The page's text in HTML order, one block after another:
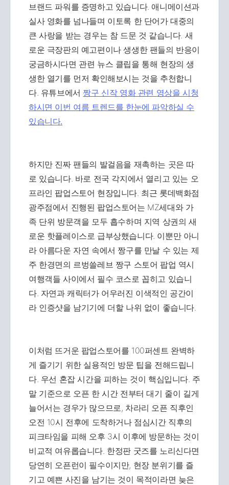
브랜드 파워를 증명하고 있습니다. 애니메이션과
실사 영화를 넘나들며 이토록 한 단어가 대중의
큰 사랑을 받는 경우는 참 드문 것 같습니다. 새
로운 극장판의 예고편이나 생생한 팬들의 반응이
궁금하시다면 관련 뉴스 클립을 통해 현장의 생
생한 열기를 먼저 확인해보시는 것을 추천합니
다. 유튜브에서 짱구 신작 영화 관련 영상을 시청
하시면 이번 여름 트렌드를 한눈에 파악하실 수
있습니다.
하지만 진짜 팬들의 발걸음을 재촉하는 곳은 따
로 있습니다. 바로 전국 각지에서 열리고 있는 오
프라인 팝업스토어 현장입니다. 최근 롯데백화점
광주점에서 진행된 팝업스토어는 MZ세대와 가
족 단위 방문객을 모두 흡수하며 지역 상권의 새
로운 핫플레이스로 급부상했습니다. 이뿐만 아니
라 아름다운 자연 속에서 짱구를 만날 수 있는 제
주 한경면의 르벙쓸레브 짱구 스토어 팝업 역시
여행객들 사이에서 필수 코스로 꼽히고 있습니
다. 자연과 캐릭터가 어우러진 이색적인 공간이
라 인증샷을 남기기에 더할 나위 없이 좋습니다.
이처럼 뜨거운 팝업스토어를 100퍼센트 완벽하
게 즐기기 위한 실용적인 방문 팁을 전해드립니
다. 우선 혼잡 시간을 피하는 것이 핵심입니다. 주
말 기준으로 오픈 한 시간 전부터 대기 줄이 길게
늘어서는 경우가 많으므로, 차라리 오픈 직후인
오전 10시 전후에 도착하거나 점심시간 직후의
피크타임을 피해 오후 3시 이후에 방문하는 것이
비교적 여유롭습니다. 한정판 굿즈를 노리신다면
당연히 오픈런이 필수이지만, 현장 분위기를 즐
기고 예쁜 사진을 남기는 것이 목적이라면 늦은